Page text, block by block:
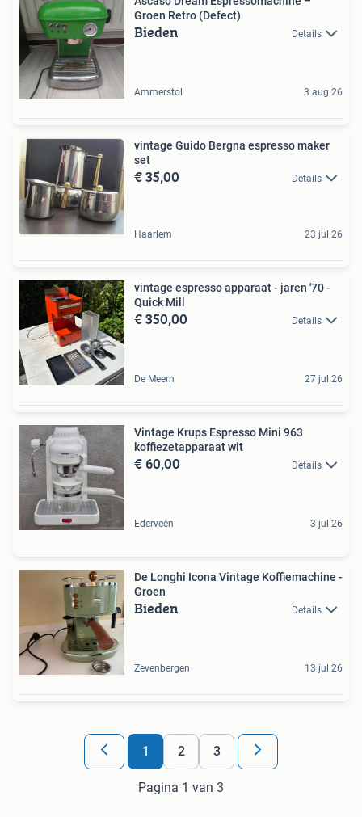
Groen Retro (Defect)
Bieden Details
Ammerstol 3 aug 26
vintage Guido Bergna espresso maker
set
€ 35,00 Details
Haarlem 23 jul 26
vintage espresso apparaat - jaren '70 -
Quick Mill
€ 350,00 Details
De Meern 27 jul 26
Vintage Krups Espresso Mini 963
koffiezetapparaat wit
€ 60,00 Details
Ederveen 3 jul 26
De Longhi Icona Vintage Koffiemachine -
Groen
Bieden Details
Zevenbergen 13 jul 26
1 2 3
Pagina 1 van 3